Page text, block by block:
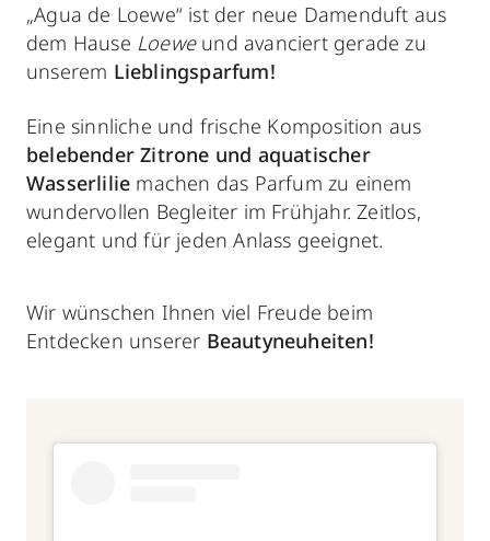
„Agua de Loewe“ ist der neue Damenduft aus
dem Hause Loewe und avanciert gerade zu
unserem Lieblingsparfum!
Eine sinnliche und frische Komposition aus
belebender Zitrone und aquatischer
Wasserlilie machen das Parfum zu einem
wundervollen Begleiter im Frühjahr. Zeitlos,
elegant und für jeden Anlass geeignet.
Wir wünschen Ihnen viel Freude beim
Entdecken unserer Beautyneuheiten!